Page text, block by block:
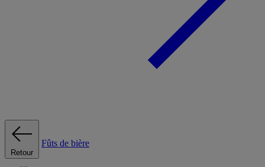
Retour
Fûts de bière